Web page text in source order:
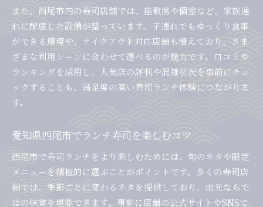
また、西尾市内の寿司店舗では、座敷席や個室など、家族連
れに配慮した設備が整っています。子連れでもゆっくり食事
ができる環境や、テイクアウト対応店舗も増えており、さま
ざまな利用シーンに合わせて選べるのが魅力です。口コミや
ランキングを活用し、人気店の評判や混雑状況を事前にチェ
ックすることも、満足度の高い寿司ランチ体験につながりま
す。
愛知県西尾市でランチ寿司を楽しむコツ
西尾市で寿司ランチをより楽しむためには、旬のネタや限定
メニューを積極的に選ぶことがポイントです。多くの寿司店
舗では、季節ごとに変わるネタを提供しており、地元ならで
はの味覚を堪能できます。事前に店舗の公式サイトやSNSで